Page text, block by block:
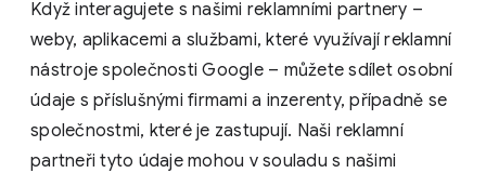
Když interagujete s našimi reklamními partnery –
weby, aplikacemi a službami, které využívají reklamní
nástroje společnosti Google – můžete sdílet osobní
údaje s příslušnými firmami a inzerenty, případně se
společnostmi, které je zastupují. Naši reklamní
partneři tyto údaje mohou v souladu s našimi